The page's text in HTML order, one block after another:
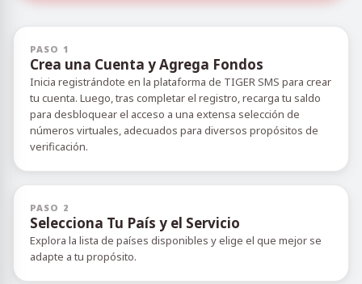
PASO 1
Crea una Cuenta y Agrega Fondos
Inicia registrándote en la plataforma de TIGER SMS para crear
tu cuenta. Luego, tras completar el registro, recarga tu saldo
para desbloquear el acceso a una extensa selección de
números virtuales, adecuados para diversos propósitos de
verificación.
PASO 2
Selecciona Tu País y el Servicio
Explora la lista de países disponibles y elige el que mejor se
adapte a tu propósito.